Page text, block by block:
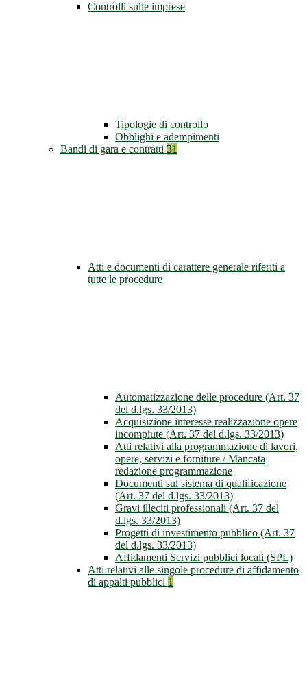
Controlli sulle imprese
Tipologie di controllo
Obblighi e adempimenti
Bandi di gara e contratti 31
Atti e documenti di carattere generale riferiti a
tutte le procedure
Automatizzazione delle procedure (Art. 37
del d.lgs. 33/2013)
Acquisizione interesse realizzazione opere
incompiute (Art. 37 del d.lgs. 33/2013)
Atti relativi alla programmazione di lavori,
opere, servizi e forniture / Mancata
redazione programmazione
Documenti sul sistema di qualificazione
(Art. 37 del d.lgs. 33/2013)
Gravi illeciti professionali (Art. 37 del
d.lgs. 33/2013)
Progetti di investimento pubblico (Art. 37
del d.lgs. 33/2013)
Affidamenti Servizi pubblici locali (SPL)
Atti relativi alle singole procedure di affidamento
di appalti pubblici 1